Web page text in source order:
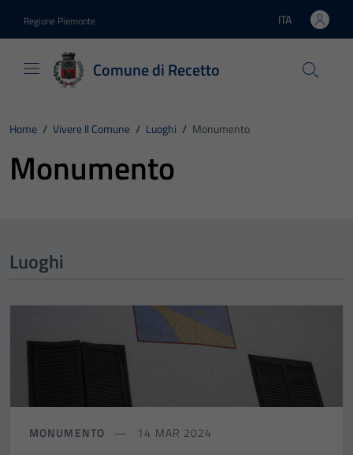
Regione Piemonte Lingua attiva:
ITA
Comune di Recetto
Home / Vivere Il Comune / Luoghi / Monumento
Monumento
Luoghi
MONUMENTO 14 MAR 2024